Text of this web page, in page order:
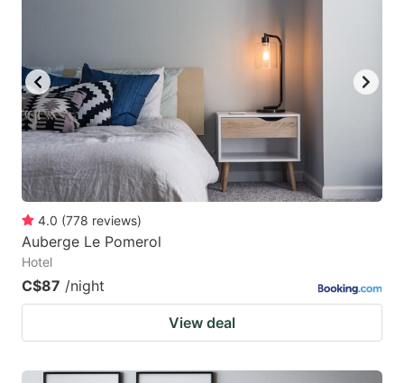
4.0 (778 reviews)
Auberge Le Pomerol
Hotel
C$87 /night
View deal